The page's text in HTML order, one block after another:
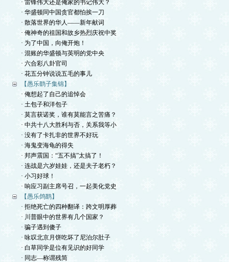
· 雷锋伟大还是俺家的书记伟大？
· 华盛顿同中国贪官都怕挨一刀
· 散落世界的华人——新年献词
· 俺神奇的祖国和故乡热烈庆祝中奖
· 为了中国，向俺开炮！
· 混账的华盛顿与英明的党中央
· 六合彩八卦官司
· 花五分钟说说五毛的事儿
【愚乐鹞子集锦】
· 俺想起了自己的追悼会
· 土包子和洋包子
· 莫言获诺奖，谁有莫能言之苦痛？
· 中共十八大胜利与否，关系我等小
· 没有了卡扎非的世界不好玩
· 海鬼变海龟的得失
· 邦声震国：“五不搞”太搞了！
· 连战是六岁娃娃，还是夫子老朽？
· 小习好球！
· 响应习副主席号召，一起美化党史
【愚乐鸽鹞】
· 拒绝死亡的四种翻译：跨文明厚葬
· 川普眼中的世界有几个国家？
· 骗子遇到傻子
· 咏叹北京月饼吃坏了尼泊尔肚子
· 白草同学是位有见识的好同学
· 同志—称谓残简